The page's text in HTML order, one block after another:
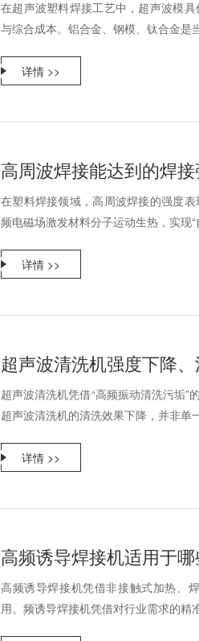
在超声波塑料焊接工艺中，超声波模
与综合成本。铝合金、钢模、钛合金是
详情 >>
高周波焊接能达到的焊接
在塑料焊接领域，高周波焊接的强度
频电磁场激发材料分子运动生热，实现
详情 >>
超声波清洗机强度下降
超声波清洗机凭借“高频振动清洗污垢”
超声波清洗机的清洗效果下降，并非
详情 >>
高频诱导焊接机适用于
高频诱导焊接机凭借非接触式加热、
用。频诱导焊接机凭借对行业需求的